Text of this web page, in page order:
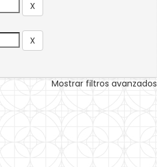
Mostrar filtros avanzados